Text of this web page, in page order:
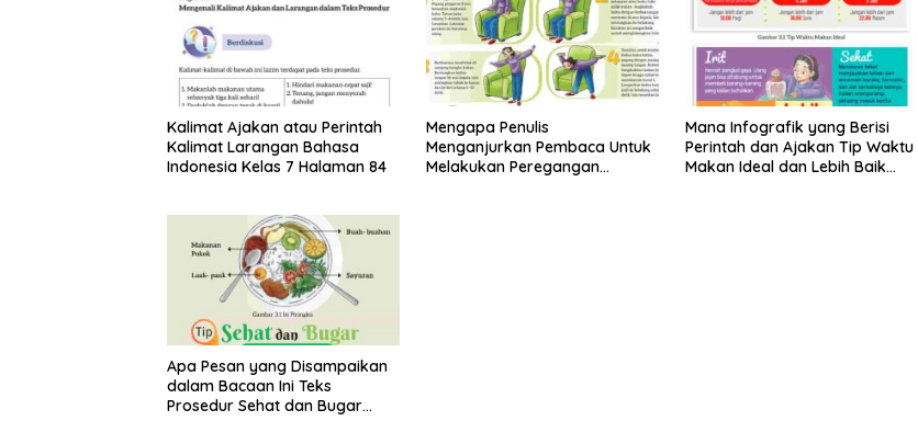
Kalimat Ajakan atau Perintah
Kalimat Larangan Bahasa
Indonesia Kelas 7 Halaman 84
Mengapa Penulis
Menganjurkan Pembaca Untuk
Melakukan Peregangan
Mana Infografik yang Berisi
Perintah dan Ajakan Tip Waktu
Makan Ideal dan Lebih Baik
Apa Pesan yang Disampaikan
dalam Bacaan Ini Teks
Prosedur Sehat dan Bugar